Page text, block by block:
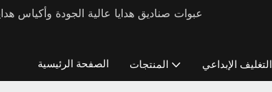
الصفحة الرئيسية المنتجات التغليف الإبداعي